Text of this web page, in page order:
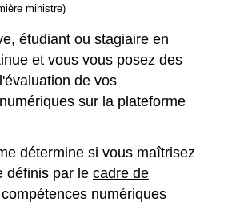
ministre)
étudiant ou stagiaire en
et vous vous posez des
de vos
sur la plateforme
détermine si vous maîtrisez
définis par le cadre de
numériques